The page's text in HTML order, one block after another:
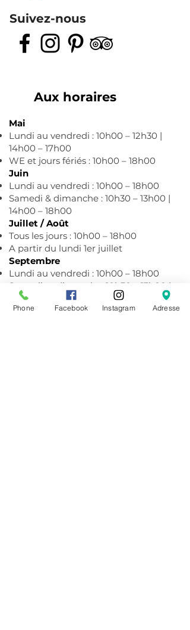
Suivez-nous
Aux horaires
Mai
Lundi au vendredi : 10h00 – 12h30 |
14h00 – 17h00
WE et jours fériés : 10h00 – 18h00
Juin
Lundi au vendredi : 10h00 – 18h00
Samedi & dimanche : 10h30 – 13h00 |
14h00 – 18h00
Juillet / Août
Tous les jours : 10h00 – 18h00
A partir du lundi 1er juillet
Septembre
Lundi au vendredi : 10h00 – 18h00
Samedi et dimanche: 10h30 – 13h00 |
14h00 – 18h00
Octobre
Phone Facebook Instagram Adresse